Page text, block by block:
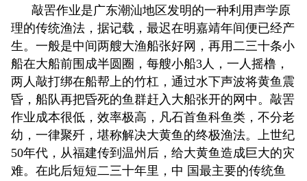
敲罟作业是广东潮汕地区发明的一种利用声学原
理的传统渔法，据记载，最迟在明嘉靖年间便已经产
生。一般是中间两艘大渔船张好网，再用二三十条小
船在大船前围成半圆圈，每艘小船3人，一人摇橹，
两人敲打绑在船帮上的竹杠，通过水下声波将黄鱼震
昏，船队再把昏死的鱼群赶入大船张开的网中。敲罟
作业成本很低，效率极高，凡石首鱼科鱼类，不分老
幼，一律聚歼，堪称解决大黄鱼的终极渔法。上世纪
50年代，从福建传到温州后，给大黄鱼造成巨大的灾
难。在此后短短二三十年里，中 国最主要的传统鱼